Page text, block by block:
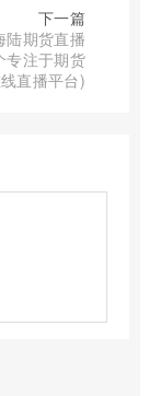
下一篇
陆期货直播
专注于期货
直播平台)